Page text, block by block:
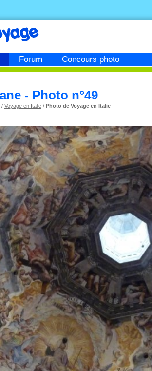
Forum Concours photo
- Photo n°49
/ Voyage en Italie/ Photo de Voyage en Italie